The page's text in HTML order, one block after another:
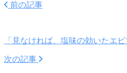
前の記事
「見なければ、塩味の効いたエ
次の記事